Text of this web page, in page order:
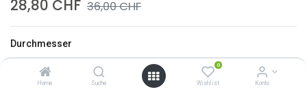
Home Suche
0
Wishlist Konto
28,80 CHF 36,00CHF
Durchmesser
Ø 65 cm
CHF